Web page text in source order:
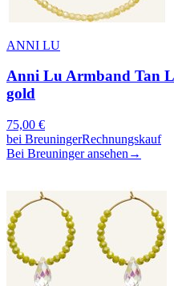
ANNI LU
Anni Lu Armband Tan
gold
75,00 €
bei BreuningerRechnungskauf
Bei Breuninger ansehen →